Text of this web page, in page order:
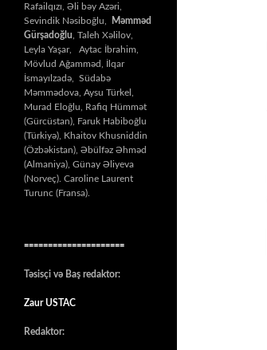
Rafailqızı, Əli bəy Azəri,
Sevindik Nəsiboğlu,
Məmməd
Gürşadoğlu , Taleh Xəlilov,
Leyla Yaşar, Aytac İbrahim,
Mövlud Ağamməd, İlqar
İsmayılzadə, Südabə
Məmmədova, Aysu Türkel,
Murad Eloğlu, Rafiq Hümmət
(Gürcüstan), Faruk Habiboğlu
(Türkiyə), Khaitov Khusniddin
(Özbəkistan), Əbülfəz Əhməd
(Almaniya), Günay Əliyeva
(Norveç). Caroline Laurent
Turunc (Fransa).
=====================
Təsisçi və Baş redaktor:
Zaur USTAC
Redaktor: